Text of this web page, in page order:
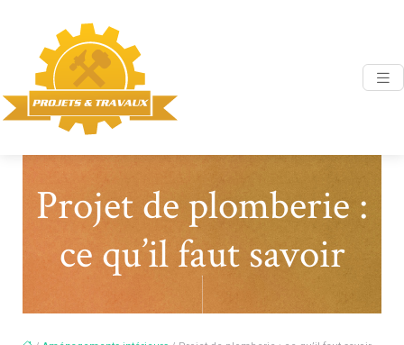
Projet de plomberie :
ce qu’il faut savoir